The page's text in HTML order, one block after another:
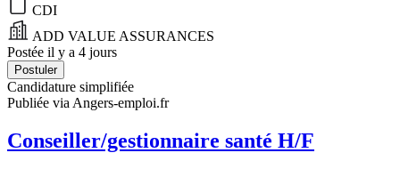
CDI
ADD VALUE ASSURANCES
Postée il y a 4 jours
Postuler
Candidature simplifiée
Publiée via Angers-emploi.fr
Conseiller/gestionnaire santé H/F